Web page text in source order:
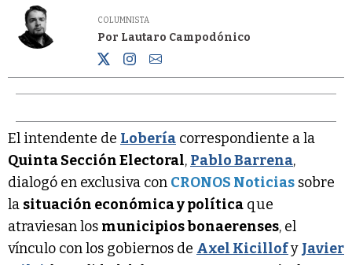
COLUMNISTA
Por Lautaro Campodónico
El intendente de Lobería correspondiente a la
Quinta Sección Electoral, Pablo Barrena,
dialogó en exclusiva con CRONOS Noticias sobre
la situación económica y política que
atraviesan los municipios bonaerenses, el
vínculo con los gobiernos de Axel Kicillofy Javier